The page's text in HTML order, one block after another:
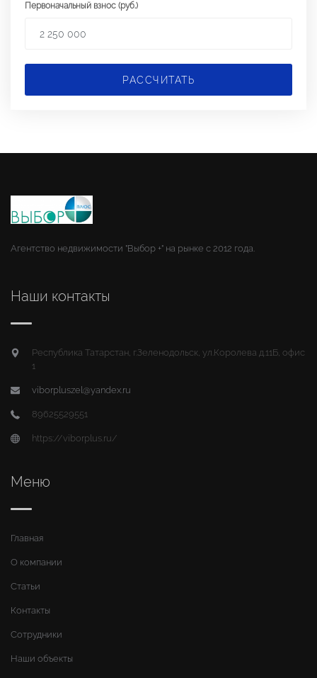
Первоначальный взнос (руб.)
РАССЧИТАТЬ
Агентство недвижимости "Выбор +" на рынке с 2012 года.
Наши контакты
Республика Татарстан, г.Зеленодольск, ул.Королева д.11Б, офис
1
viborpluszel@yandex.ru
89625529551
https://viborplus.ru/
Меню
Главная
О компании
Статьи
Контакты
Сотрудники
Наши объекты